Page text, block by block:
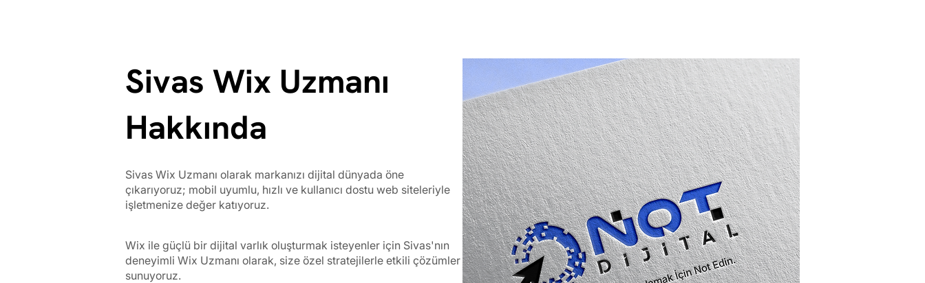
Sivas Wix Uzmanı
Hakkında
Sivas Wix Uzmanı olarak markanızı dijital dünyada öne
çıkarıyoruz; mobil uyumlu, hızlı ve kullanıcı dostu web siteleriyle
işletmenize değer katıyoruz.
Wix ile güçlü bir dijital varlık oluşturmak isteyenler için Sivas'nın
deneyimli Wix Uzmanı olarak, size özel stratejilerle etkili çözümler
sunuyoruz.